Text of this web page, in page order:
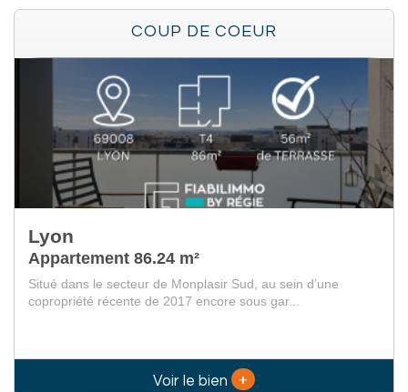
COUP DE COEUR
Lyon
Appartement 86.24 m²
Situé dans le secteur de Monplasir Sud, au sein d’une
copropriété récente de 2017 encore sous gar...
Voir le bien +